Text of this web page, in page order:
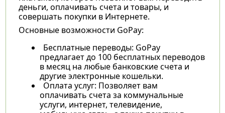
деньги, оплачивать счета и товары, и
совершать покупки в Интернете.
Основные возможности GoPay:
Бесплатные переводы: GoPay
предлагает до 100 бесплатных переводов
в месяц на любые банковские счета и
другие электронные кошельки.
Оплата услуг: Позволяет вам
оплачивать счета за коммунальные
услуги, интернет, телевидение,